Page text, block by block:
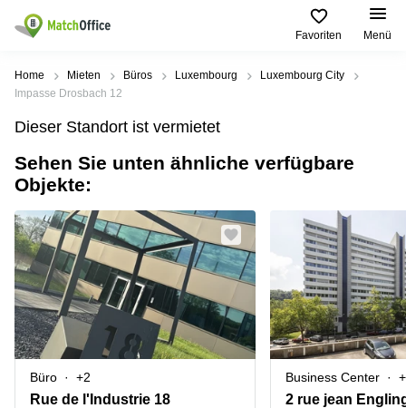
Favoriten Menü
Mieten / Vermieten
Pages
de
Bureau
Centre
d’affaires
Coworking
Salles
de
réunion
Bureau
virtuel
Villes
Populaires
Luxembourg
sur-
Alzette
Senningerberg
Bertrange
Sandweiler
Recherches
populaires
Сoworking
Luxembourg
Salle de
réunion
Luxembourg
Coworking
Bertrange
Centre
d'affaires
Luxembourg
Bureaux
Hilfe
Über uns
Büro vermieten
Preis
Log-in
Sprache wählen
Luxembourg
Home Mieten Büros Luxembourg
Luxembourg City
Impasse Drosbach 12
Dieser Standort ist vermietet
Sehen Sie unten ähnliche verfügbare
Objekte:
Büro +2
Rue de l'Industrie 18
Business Center
2 rue jean